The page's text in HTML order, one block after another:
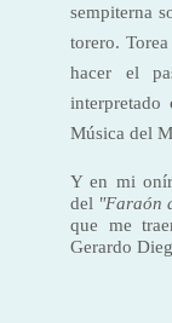
sempiterna
torero.
hacer el
Música del
Y en mi
del "Faraón
que me
Gerardo